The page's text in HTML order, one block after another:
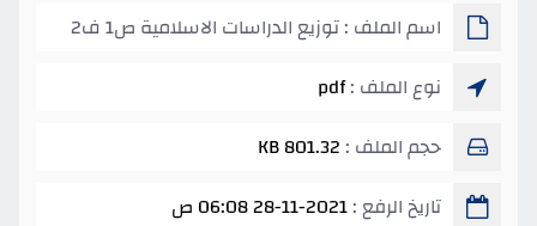
اسم الملف : توزيع الدراسات الاسلامية ص1 ف2
نوع الملف :pdf
حجم الملف : 801.32 KB
تاريخ الرفع :28-11-2021 06:08 ص